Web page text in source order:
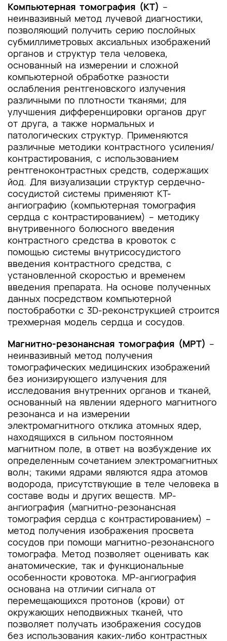
Приложение В. Информация для пациента
Приложение Г1-ГN. Шкалы оценки, вопросники
и другие оценочные инструменты состояния
пациента, приведенные в клинических
рекомендациях
Компьютерная томография (КТ) –
неинвазивный метод лучевой диагностики,
позволяющий получить серию послойных
субмиллиметровых аксиальных изображений
органов и структур тела человека,
основанный на измерении и сложной
компьютерной обработке разности
ослабления рентгеновского излучения
различными по плотности тканями; для
улучшения дифференцировки органов друг
от друга, а также нормальных и
патологических структур. Применяются
различные методики контрастного усиления/
контрастирования, с использованием
рентгеноконтрастных средств, содержащих
йод. Для визуализации структур сердечно-
сосудистой системы применяют КТ-
ангиографию (компьютерная томография
сердца с контрастированием) – методику
внутривенного болюсного введения
контрастного средства в кровоток с
помощью системы внутрисосудистого
введения контрастного средства, с
установленной скоростью и временем
введения препарата. На основе полученных
данных посредством компьютерной
постобработки с 3D-реконструкцией строится
трехмерная модель сердца и сосудов.
Магнитно-резонансная томография (МРТ) –
неинвазивный метод получения
томографических медицинских изображений
без ионизирующего излучения для
исследования внутренних органов и тканей,
основанный на явлении ядерного магнитного
резонанса и на измерении
электромагнитного отклика атомных ядер,
находящихся в сильном постоянном
магнитном поле, в ответ на возбуждение их
определенным сочетанием электромагнитных
волн; такими ядрами являются ядра атомов
водорода, присутствующие в теле человека в
составе воды и других веществ. МР-
ангиография (магнитно-резонансная
томография сердца с контрастированием) –
метод получения изображения просвета
сосудов при помощи магнитно-резонансного
томографа. Метод позволяет оценивать как
анатомические, так и функциональные
особенности кровотока. МР-ангиография
основана на отличии сигнала от
перемещающихся протонов (крови) от
окружающих неподвижных тканей, что
позволяет получать изображения сосудов
без использования каких-либо контрастных